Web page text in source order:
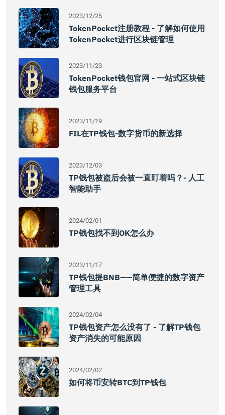
2023/12/25
TokenPocket注册教程 - 了解如何使用
TokenPocket进行区块链管理
2023/11/23
TokenPocket钱包官网 - 一站式区块链
钱包服务平台
2023/11/19
FIL在TP钱包-数字货币的新选择
2023/12/03
TP钱包被盗后会被一直盯着吗？- 人工
智能助手
2024/02/01
TP钱包找不到OK怎么办
2023/11/17
TP钱包提BNB——简单便捷的数字资产
管理工具
2024/02/04
TP钱包资产怎么没有了 - 了解TP钱包
资产消失的可能原因
2024/02/02
如何将币安转BTC到TP钱包